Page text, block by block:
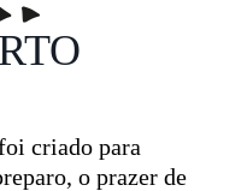
criado para
o prazer de